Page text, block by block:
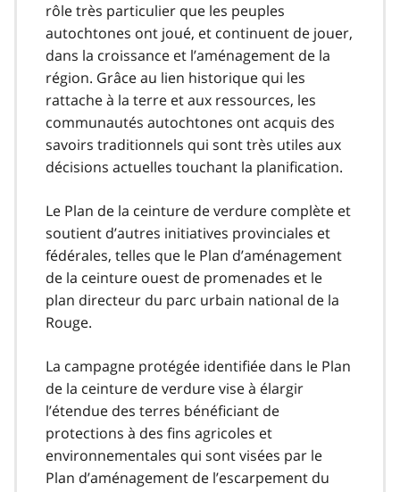
rôle très particulier que les peuples
autochtones ont joué, et continuent de jouer,
dans la croissance et l’aménagement de la
région. Grâce au lien historique qui les
rattache à la terre et aux ressources, les
communautés autochtones ont acquis des
savoirs traditionnels qui sont très utiles aux
décisions actuelles touchant la planification.
Le Plan de la ceinture de verdure complète et
soutient d’autres initiatives provinciales et
fédérales, telles que le Plan d’aménagement
de la ceinture ouest de promenades et le
plan directeur du parc urbain national de la
Rouge.
La campagne protégée identifiée dans le Plan
de la ceinture de verdure vise à élargir
l’étendue des terres bénéficiant de
protections à des fins agricoles et
environnementales qui sont visées par le
Plan d’aménagement de l’escarpement du